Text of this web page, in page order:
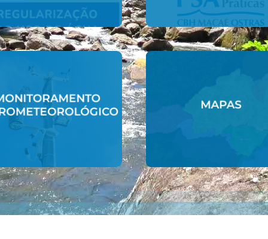
MONITORAMENTO
Acessar
MAPAS
Acessar